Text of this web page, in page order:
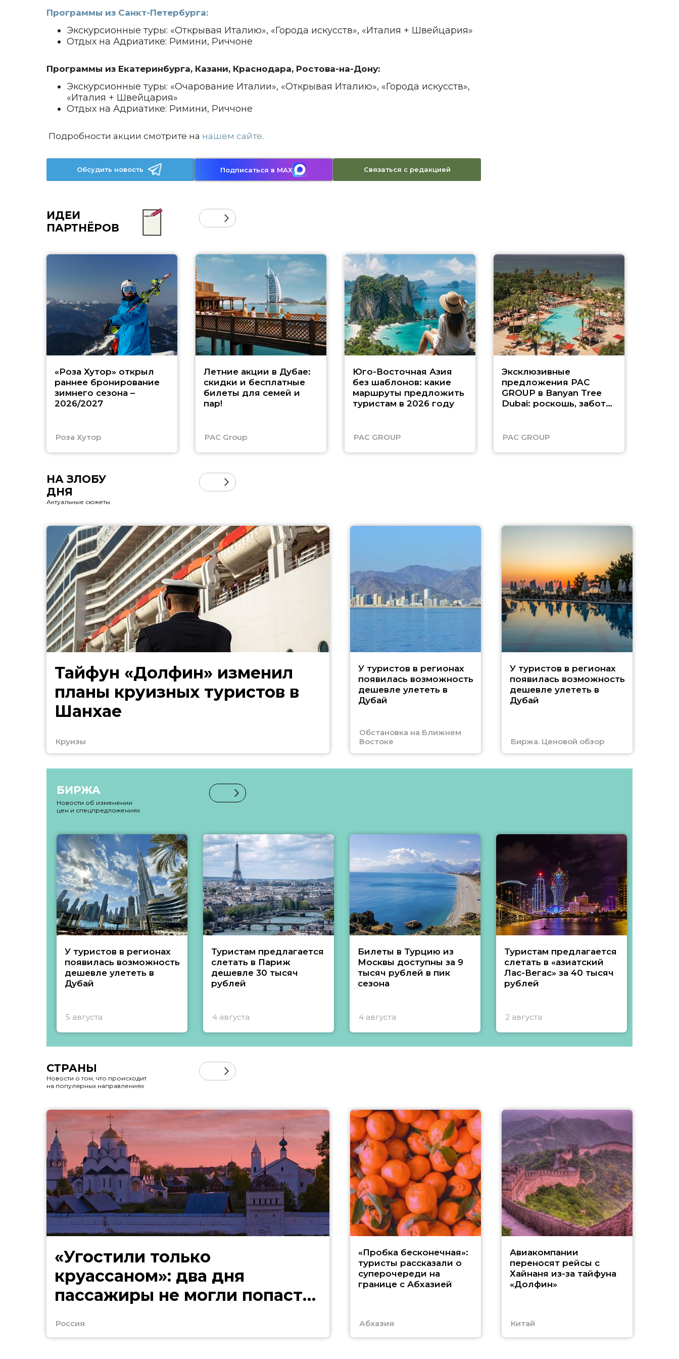
Программы из Санкт-Петербурга:
Экскурсионные туры: «Открывая Италию», «Города искусств», «Италия + Швейцария»
Отдых на Адриатике: Римини, Риччоне
Программы из Екатеринбурга, Казани, Краснодара, Ростова-на-Дону:
Экскурсионные туры: «Очарование Италии», «Открывая Италию», «Города искусств»,
«Италия + Швейцария»
Отдых на Адриатике: Римини, Риччоне
Подробности акции смотрите на нашем сайте.
Обсудить новость Подписаться в MAX Связаться с редакцией
ИДЕИ
ПАРТНЁРОВ
«Роза Хутор» открыл
раннее бронирование
зимнего сезона –
2026/2027
Роза Хутор
Летние акции в Дубае:
скидки и бесплатные
билеты для семей и
пар!
PAC Group
Юго-Восточная Азия
без шаблонов: какие
маршруты предложить
туристам в 2026 году
PAC GROUP
Эксклюзивные
предложения PAC
GROUP в Banyan Tree
Dubai: роскошь, забота
PAC GROUP
НА ЗЛОБУ
ДНЯ
Актуальные сюжеты
Тайфун «Долфин» изменил
планы круизных туристов в
Шанхае
Круизы
У туристов в регионах
появилась возможность
дешевле улететь в
Дубай
Обстановка на Ближнем
Востоке
У туристов в регионах
появилась возможность
дешевле улететь в
Дубай
Биржа. Ценовой обзор
БИРЖА
Новости об изменении
цен и спецпредложениях
У туристов в регионах
появилась возможность
дешевле улететь в
Дубай
5 августа
Туристам предлагается
слетать в Париж
дешевле 30 тысяч
рублей
4 августа
Билеты в Турцию из
Москвы доступны за 9
тысяч рублей в пик
сезона
4 августа
Туристам предлагается
слетать в «азиатский
Лас-Вегас» за 40 тысяч
рублей
2 августа
СТРАНЫ
Новости о том, что происходит
на популярных направлениях
«Угостили только
круассаном»: два дня
пассажиры не могли попасть
Россия
«Пробка бесконечная»:
туристы рассказали о
суперочереди на
границе с Абхазией
Абхазия
Авиакомпании
переносят рейсы с
Хайнаня из-за тайфуна
«Долфин»
Китай